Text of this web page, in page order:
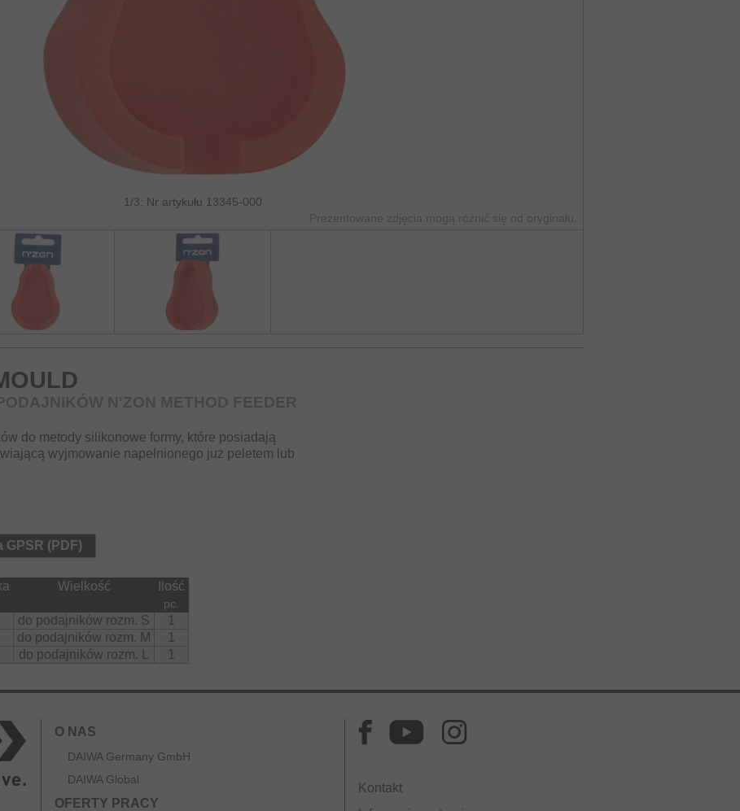
1/3: Nr artykułu 13345-000
Prezentowane zdjęcia mogą różnić się od oryginału.
N'ZON METHOD FEEDER
do metody silikonowe formy, które posiadają
wyjmowanie napełnionego już peletem lub
GPSR (PDF)
Wielkość Ilość
pc.
do podajników rozm. S
1
do podajników rozm. M
1
do podajników rozm. L 1
O NAS
DAIWA Germany GmbH
DAIWA Global
OFERTY PRACY
Kontakt